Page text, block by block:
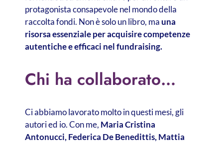
protagonista consapevole nel mondo della
raccolta fondi. Non è solo un libro, ma una
risorsa essenziale per acquisire competenze
autentiche e efficaci nel fundraising.
Chi ha collaborato…
Ci abbiamo lavorato molto in questi mesi, gli
autori ed io. Con me, Maria Cristina
Antonucci, Federica De Benedittis, Mattia